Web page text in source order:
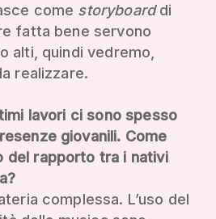
come storyboarddi
fatta bene servono
alti, quindi vedremo,
realizzare.
lavori ci sono spesso
giovanili. Come
del rapporto tra i nativi
complessa. L’uso del